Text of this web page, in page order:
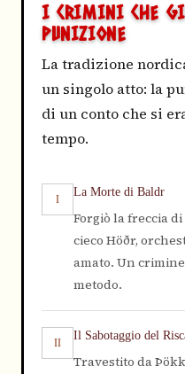
I CRIMINI CHE
PUNIZIONE
La tradizione
un singolo atto: la
di un conto che si
tempo.
I
La Morte di Baldr
Forgiò la freccia
cieco Höðr,
amato. Un
metodo.
II
Il Sabotaggio del
Travestito da